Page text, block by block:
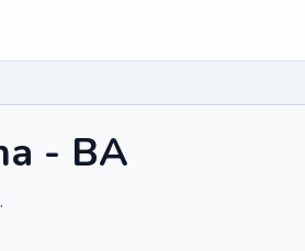
- BA